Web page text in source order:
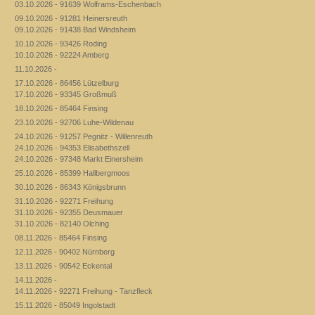
03.10.2026 - 91639 Wolframs-Eschenbach
09.10.2026 - 91281 Heinersreuth
09.10.2026 - 91438 Bad Windsheim
10.10.2026 - 93426 Roding
10.10.2026 - 92224 Amberg
11.10.2026 -
17.10.2026 - 86456 Lützelburg
17.10.2026 - 93345 Großmuß
18.10.2026 - 85464 Finsing
23.10.2026 - 92706 Luhe-Wildenau
24.10.2026 - 91257 Pegnitz - Willenreuth
24.10.2026 - 94353 Elisabethszell
24.10.2026 - 97348 Markt Einersheim
25.10.2026 - 85399 Hallbergmoos
30.10.2026 - 86343 Königsbrunn
31.10.2026 - 92271 Freihung
31.10.2026 - 92355 Deusmauer
31.10.2026 - 82140 Olching
08.11.2026 - 85464 Finsing
12.11.2026 - 90402 Nürnberg
13.11.2026 - 90542 Eckental
14.11.2026 -
14.11.2026 - 92271 Freihung - Tanzfleck
15.11.2026 - 85049 Ingolstadt